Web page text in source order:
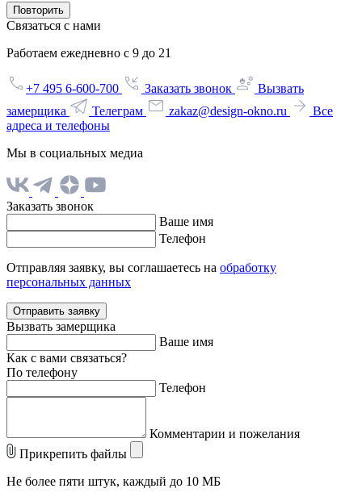
Повторить
Связаться с нами
Работаем ежедневно с 9 до 21
+7 495 6-600-700 Заказать звонок
Вызвать
замерщика
Телеграм zakaz@design-okno.ru
Все
адреса и телефоны
Мы в социальных медиа
Заказать звонок
Ваше имя
Телефон
Отправляя заявку, вы соглашаетесь на обработку
персональных данных
Отправить заявку
Вызвать замерщика
Ваше имя
Как с вами связаться?
По телефону
Телефон
Комментарии и пожелания
Прикрепить файлы
Не более пяти штук, каждый до 10 МБ